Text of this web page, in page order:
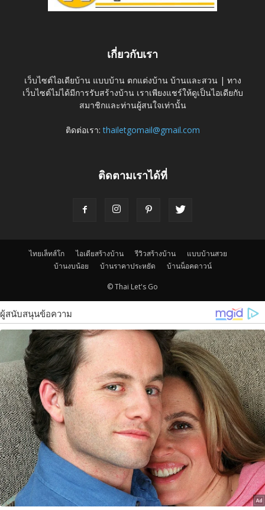
เกี่ยวกับเรา
เว็บไซต์ไอเดียบ้าน แบบบ้าน ตกแต่งบ้าน บ้านและสวน | ทาง
เว็บไซต์ไม่ได้มีการรับสร้างบ้าน เราเพียงแชร์ให้ดูเป็นไอเดียกับ
สมาชิกและท่านผู้สนใจเท่านั้น
ติดต่อเรา:thailetgomail@gmail.com
ติดตามเราได้ที่
ไทยเล็ทส์โก ไอเดียสร้างบ้าน รีวิวสร้างบ้าน
แบบบ้านสวย
บ้านงบน้อย
บ้านราคาประหยัด บ้านน็อคดาวน์
© Thai Let's Go